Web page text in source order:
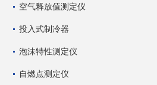
空气释放值测定仪
投入式制冷器
泡沫特性测定仪
自燃点测定仪